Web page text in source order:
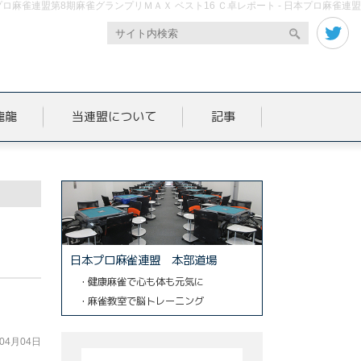
ロ麻雀連盟第8期麻雀グランプリＭＡＸ ベスト16 Ｃ卓レポート - 日本プロ麻雀連盟
龍 当連盟について 記事
月04日
日本プロ麻雀連盟 本部道場
・健康麻雀で心も体も元気に
・麻雀教室で脳トレーニング